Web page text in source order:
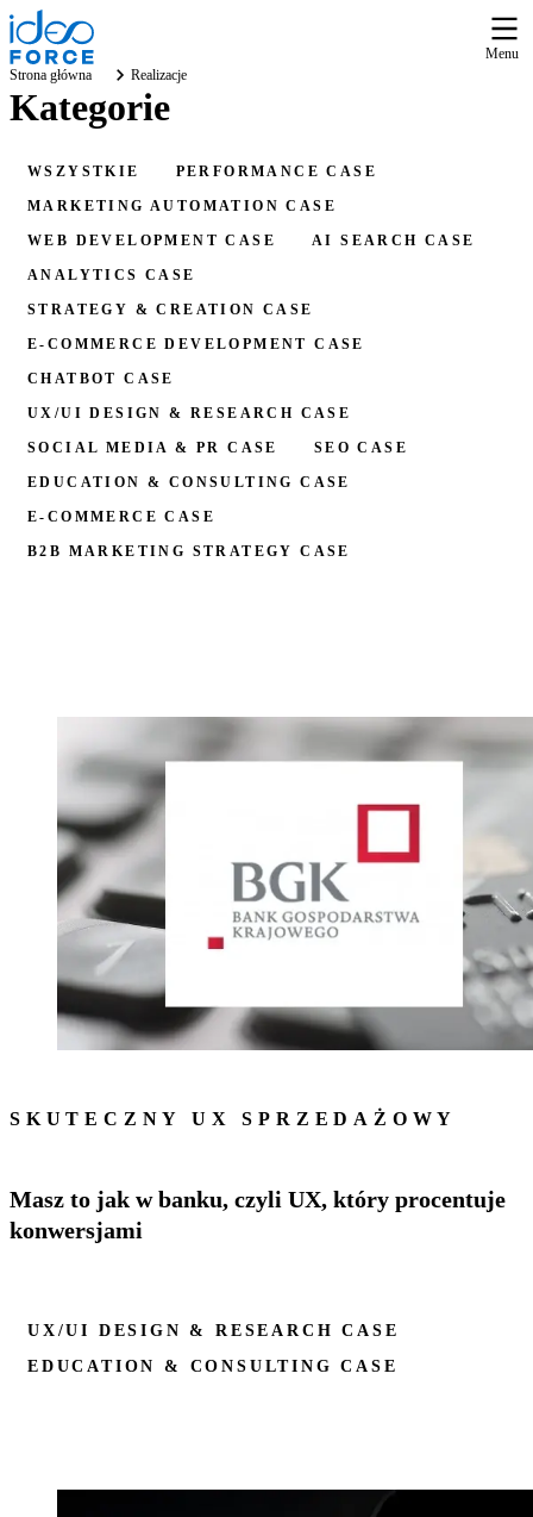
Menu
Strona główna
Realizacje
Kategorie
WSZYSTKIE PERFORMANCE CASE
MARKETING AUTOMATION CASE
WEB DEVELOPMENT CASE AI SEARCH CASE
ANALYTICS CASE
STRATEGY & CREATION CASE
E-COMMERCE DEVELOPMENT CASE
CHATBOT CASE
UX/UI DESIGN & RESEARCH CASE
SOCIAL MEDIA & PR CASE SEO CASE
EDUCATION & CONSULTING CASE
E-COMMERCE CASE
B2B MARKETING STRATEGY CASE
SKUTECZNY UX SPRZEDAŻOWY
Masz to jak w banku, czyli UX, który procentuje
konwersjami
UX/UI DESIGN & RESEARCH CASE
EDUCATION & CONSULTING CASE